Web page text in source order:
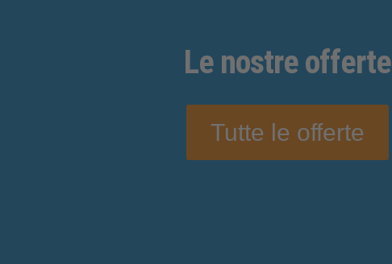
Le nostreofferte
Tutte le offerte